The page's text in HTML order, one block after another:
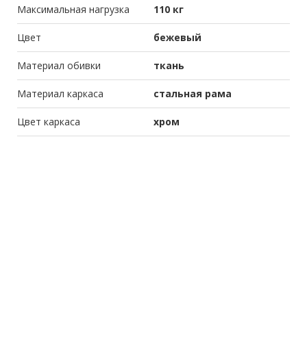
Максимальная нагрузка 110 кг
Цвет бежевый
Материал обивки ткань
Материал каркаса стальная рама
Цвет каркаса хром